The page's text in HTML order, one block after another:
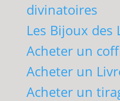
divinatoires
Les Bijoux des
Acheter un
Acheter un
Acheter un